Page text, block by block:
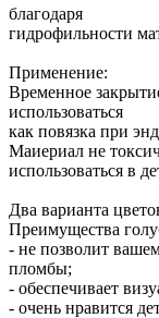
благодаря
гидрофильности
Применение:
Временное
использоваться
как повязка при
Маиериал не
использоваться в
Два варианта
Преимущества
- не позволит
пломбы;
- обеспечивает
- очень нравится